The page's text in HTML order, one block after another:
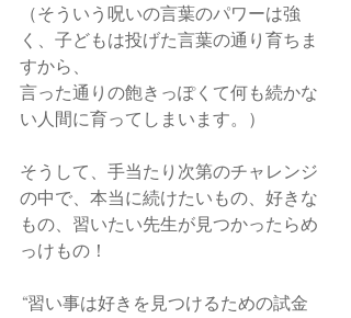
（そういう呪いの言葉のパワーは強
く、子どもは投げた言葉の通り育ちま
すから、
言った通りの飽きっぽくて何も続かな
い人間に育ってしまいます。）
そうして、手当たり次第のチャレンジ
の中で、本当に続けたいもの、好きな
もの、習いたい先生が見つかったらめ
っけもの！
“習い事は好きを見つけるための試金